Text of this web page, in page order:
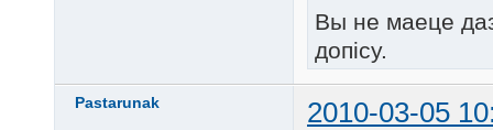
Вы не маеце
допісу.
Pastarunak 2010-03-05